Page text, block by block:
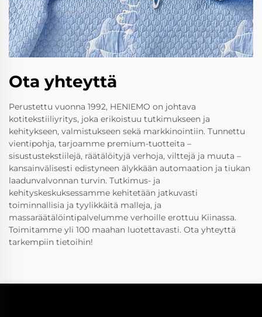
Ota yhteyttä
Perustettu vuonna 1992, HENIEMO on johtava
kotitekstiiliyritys, joka erikoistuu tutkimukseen ja
kehitykseen, valmistukseen sekä markkinointiin. Tunnettu
vientipohja, tarjoamme premium-tuotteita –
sisustustekstiilejä, räätälöityjä verhoja, vilttejä ja muuta –
kansainvälisesti edistyneen älykkään automaation ja tiukan
laadunvalvonnan turvin. Tutkimus- ja
kehityskeskuksessamme kehitetään jatkuvasti
toiminnallisia ja tyylikkäitä malleja, ja
massaräätälöintipalvelumme verhoille erottuu Kiinassa.
Toimitamme yli 100 maahan luotettavasti. Ota yhteyttä
tarkempiin tietoihin!